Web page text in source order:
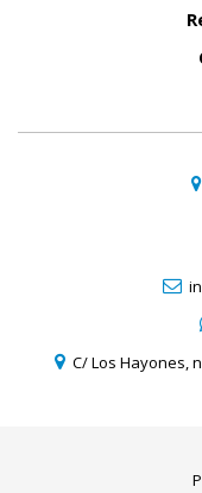
C/ Los Hayones,